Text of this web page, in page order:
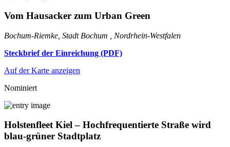
Vom Hausacker zum Urban Green
Bochum-Riemke, Stadt Bochum , Nordrhein-Westfalen
Steckbrief der Einreichung (PDF)
Auf der Karte anzeigen
Nominiert
Holstenfleet Kiel – Hochfrequentierte Straße wird
blau-grüner Stadtplatz